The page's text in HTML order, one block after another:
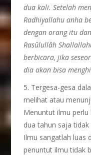
dua kali. Setelah
Radhiyallahu anha
dengan orang itu
Rasûlullâh
berbicara, jika
dia akan bisa
5. Tergesa-gesa
melihat atau
Menuntut ilmu perlu
dua tahun saja
Ilmu sangatlah luas
penuntut ilmu tidak